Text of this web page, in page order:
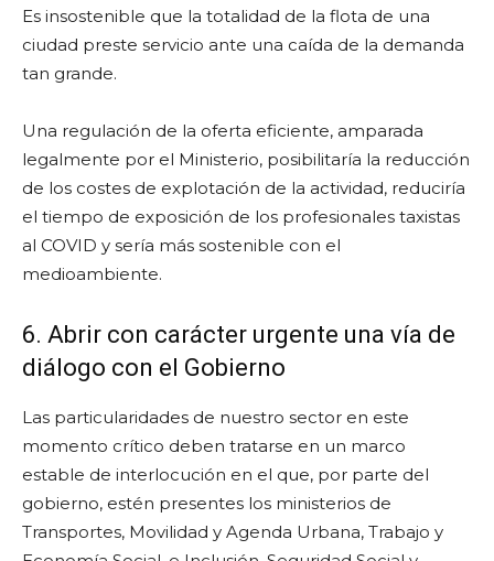
Es insostenible que la totalidad de la flota de una
ciudad preste servicio ante una caída de la demanda
tan grande.
Una regulación de la oferta eficiente, amparada
legalmente por el Ministerio, posibilitaría la reducción
de los costes de explotación de la actividad, reduciría
el tiempo de exposición de los profesionales taxistas
al COVID y sería más sostenible con el
medioambiente.
6. Abrir con carácter urgente una vía de
diálogo con el Gobierno
Las particularidades de nuestro sector en este
momento crítico deben tratarse en un marco
estable de interlocución en el que, por parte del
gobierno, estén presentes los ministerios de
Transportes, Movilidad y Agenda Urbana, Trabajo y